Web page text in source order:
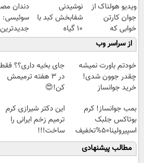
ویدیو هولناک از
جوان کارتن
خوابی که
میلیاردر شد.
آموزش رایگان
نوشیدنی
شفابخش کبد با
10 گیاه
موثر(تخفیف تا
امشب)
دندان
سوئیسی:
جدیدترین
فناوری
سبک و
پرداخت
از سراسر وب
خودتم باورت نمیشه
چقدر جوون شدی!
خرید جوانساز
ویژه
جای بخیه داری؟؟ فقط
در 3 هفته ترمیمش
کن!😍
بمب جوانساز! کرم
بوتاکس جلبک
اسپیرولینا50%تخفیف
این دکتر شیرازی کرم
ترمیم زخم ایرانی را
ساخت!!!
مطالب پیشنهادی